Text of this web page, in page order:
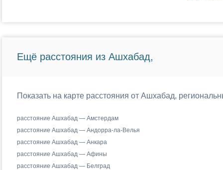
Ещё расстояния из Ашхабад,
Показать на карте расстояния от Ашхабад,
расстояние Ашхабад — Амстердам
расстояние Ашхабад — Андорра-ла-Велья
расстояние Ашхабад — Анкара
расстояние Ашхабад — Афины
расстояние Ашхабад — Белград